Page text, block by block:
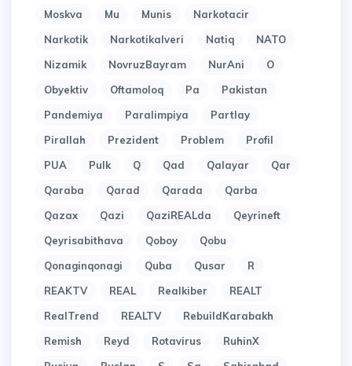
Moskva
Mu Munis
Narkotacir
Narkotik
Narkotikalveri Natiq
NATO
Nizamik
NovruzBayram NurAni
O
Obyektiv
Oftamoloq Pa
Pakistan
Pandemiya
Paralimpiya
Partlay
Pirallah
Prezident Problem
Profil
PUA
Pulk Q Qad Qalayar
Qar
Qaraba
Qarad Qarada
Qarba
Qazax
Qazi QaziREALda
Qeyrineft
Qeyrisabithava
Qoboy
Qobu
Qonaginqonagi
Quba Qusar
R
REAKTV
REAL Realkiber
REALT
RealTrend
REALTV
RebuildKarabakh
Remish
Reyd Rotavirus
RuhinX